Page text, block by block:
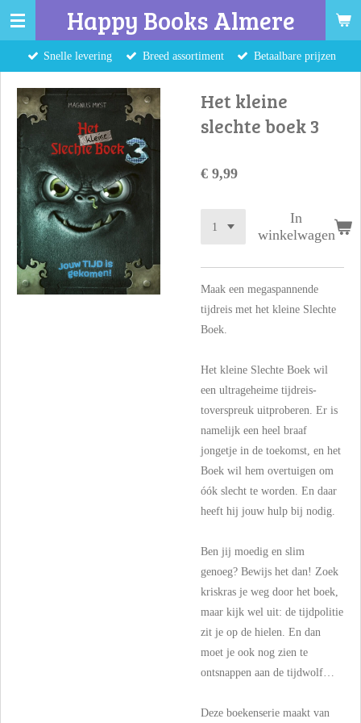
Ga
naar
hoofdinhoud
Happy Books Almere
Snelle levering Breed assortiment Betaalbare prijzen
Het kleine
slechte boek 3
€ 9,99
In
winkelwagen
Maak een megaspannende
tijdreis met het kleine Slechte
Boek.
Het kleine Slechte Boek wil
een ultrageheime tijdreis-
toverspreuk uitproberen. Er is
namelijk een heel braaf
jongetje in de toekomst, en het
Boek wil hem overtuigen om
óók slecht te worden. En daar
heeft hij jouw hulp bij nodig.
Ben jij moedig en slim
genoeg? Bewijs het dan! Zoek
kriskras je weg door het boek,
maar kijk wel uit: de tijdpolitie
zit je op de hielen. En dan
moet je ook nog zien te
ontsnappen aan de tijdwolf…
Deze boekenserie maakt van